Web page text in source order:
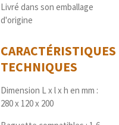
Livré dans son emballage
d'origine
CARACTÉRISTIQUES
TECHNIQUES
Dimension L x l x h en mm :
280 x 120 x 200